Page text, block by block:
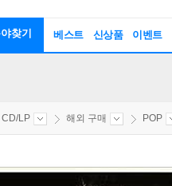
찾기 베스트 신상품 이벤트
CD/LP 해외 구매 POP